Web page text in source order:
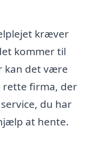
kræver
kommer til
kan det være
firma, der
du har
at hente.